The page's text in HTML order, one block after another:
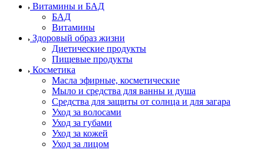
Витамины и БАД
БАД
Витамины
Здоровый образ жизни
Диетические продукты
Пищевые продукты
Косметика
Масла эфирные, косметические
Мыло и средства для ванны и душа
Средства для защиты от солнца и для загара
Уход за волосами
Уход за губами
Уход за кожей
Уход за лицом